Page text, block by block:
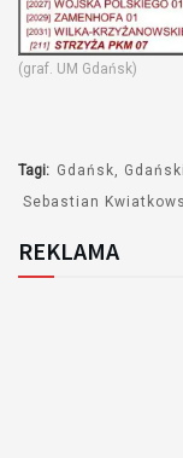
(graf. UM Gdańsk)
Tagi: Gdańsk
Sebastian
REKLAMA